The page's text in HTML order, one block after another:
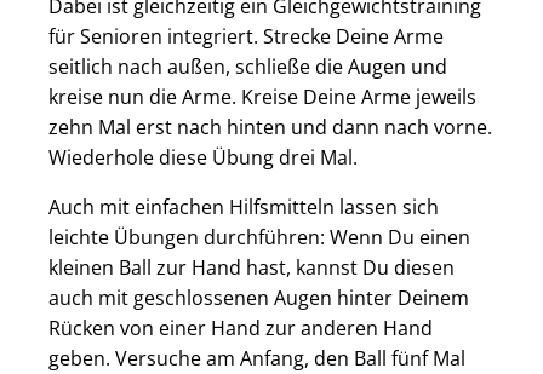
Dabei ist gleichzeitig ein Gleichgewichtstraining
für Senioren integriert. Strecke Deine Arme
seitlich nach außen, schließe die Augen und
kreise nun die Arme. Kreise Deine Arme jeweils
zehn Mal erst nach hinten und dann nach vorne.
Wiederhole diese Übung drei Mal.
Auch mit einfachen Hilfsmitteln lassen sich
leichte Übungen durchführen: Wenn Du einen
kleinen Ball zur Hand hast, kannst Du diesen
auch mit geschlossenen Augen hinter Deinem
Rücken von einer Hand zur anderen Hand
geben. Versuche am Anfang, den Ball fünf Mal